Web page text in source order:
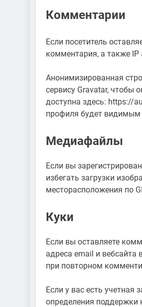
Комментарии
Если посетитель
комментария, а также IP
Анонимизированная
сервису Gravatar, чтобы
доступна здесь: https://
профиля будет видимым
Медиафайлы
Если вы
избегать загрузки
месторасположения по
Куки
Если вы оставляете
адреса email и вебсайта
при повторном
Если у вас есть учетная
определения поддержки